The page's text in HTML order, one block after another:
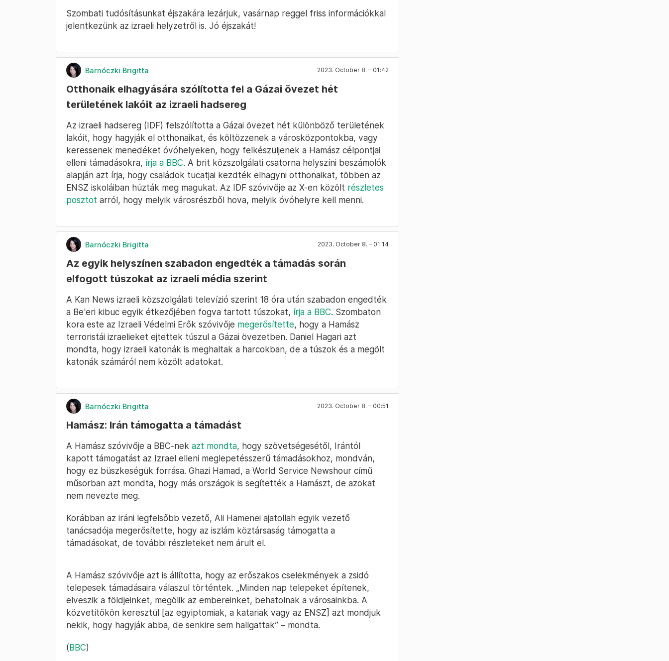
Szombati tudósításunkat éjszakára lezárjuk, vasárnap reggel friss információkkal
jelentkezünk az izraeli helyzetről is. Jó éjszakát!
Barnóczki Brigitta 2023. October 8. – 01:42
Otthonaik elhagyására szólította fel a Gázai övezet hét
területének lakóit az izraeli hadsereg
Az izraeli hadsereg (IDF) felszólította a Gázai övezet hét különböző területének
lakóit, hogy hagyják el otthonaikat, és költözzenek a városközpontokba, vagy
keressenek menedéket óvóhelyeken, hogy felkészüljenek a Hamász célpontjai
elleni támadásokra, írja a BBC. A brit közszolgálati csatorna helyszíni beszámolók
alapján azt írja, hogy családok tucatjai kezdték elhagyni otthonaikat, többen az
ENSZ iskoláiban húzták meg magukat. Az IDF szóvivője az X-en közölt részletes
posztot arról, hogy melyik városrészből hova, melyik óvóhelyre kell menni.
Barnóczki Brigitta 2023. October 8. – 01:14
Az egyik helyszínen szabadon engedték a támadás során
elfogott túszokat az izraeli média szerint
A Kan News izraeli közszolgálati televízió szerint 18 óra után szabadon engedték
a Be'eri kibuc egyik étkezőjében fogva tartott túszokat, írja a BBC. Szombaton
kora este az Izraeli Védelmi Erők szóvivője megerősítette, hogy a Hamász
terroristái izraelieket ejtettek túszul a Gázai övezetben. Daniel Hagari azt
mondta, hogy izraeli katonák is meghaltak a harcokban, de a túszok és a megölt
katonák számáról nem közölt adatokat.
Barnóczki Brigitta 2023. October 8. – 00:51
Hamász: Irán támogatta a támadást
A Hamász szóvivője a BBC-nek azt mondta, hogy szövetségesétől, Irántól
kapott támogatást az Izrael elleni meglepetésszerű támadásokhoz, mondván,
hogy ez büszkeségük forrása. Ghazi Hamad, a World Service Newshour című
műsorban azt mondta, hogy más országok is segítették a Hamászt, de azokat
nem nevezte meg.
Korábban az iráni legfelsőbb vezető, Ali Hamenei ajatollah egyik vezető
tanácsadója megerősítette, hogy az iszlám köztársaság támogatta a
támadásokat, de további részleteket nem árult el.
A Hamász szóvivője azt is állította, hogy az erőszakos cselekmények a zsidó
telepesek támadásaira válaszul történtek. „Minden nap telepeket építenek,
elveszik a földjeinket, megölik az embereinket, behatolnak a városainkba. A
közvetítőkön keresztül [az egyiptomiak, a katariak vagy az ENSZ] azt mondjuk
nekik, hogy hagyják abba, de senkire sem hallgattak” – mondta.
(BBC)